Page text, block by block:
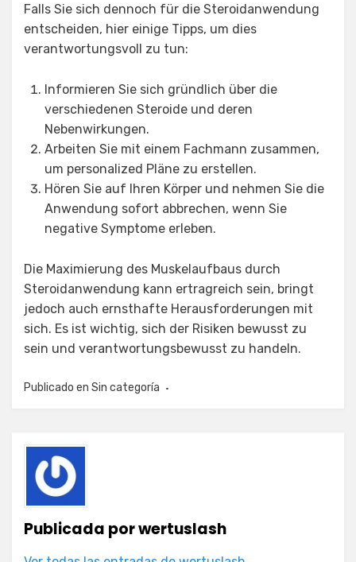
Falls Sie sich dennoch für die Steroidanwendung
entscheiden, hier einige Tipps, um dies
verantwortungsvoll zu tun:
Informieren Sie sich gründlich über die
verschiedenen Steroide und deren
Nebenwirkungen.
Arbeiten Sie mit einem Fachmann zusammen,
um personalized Pläne zu erstellen.
Hören Sie auf Ihren Körper und nehmen Sie die
Anwendung sofort abbrechen, wenn Sie
negative Symptome erleben.
Die Maximierung des Muskelaufbaus durch
Steroidanwendung kann ertragreich sein, bringt
jedoch auch ernsthafte Herausforderungen mit
sich. Es ist wichtig, sich der Risiken bewusst zu
sein und verantwortungsbewusst zu handeln.
Publicado en Sin categoría
Publicada porwertuslash